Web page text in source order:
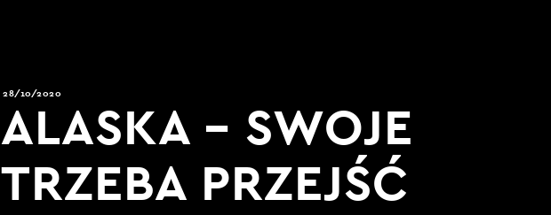
28/10/2020
ALASKA – SWOJE
TRZEBA PRZEJŚĆ